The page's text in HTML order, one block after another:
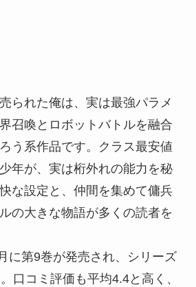
られた俺は、実は最強パラメ
召喚とロボットバトルを融合
う系作品です。クラス最安値
年が、実は桁外れの能力を秘
な設定と、仲間を集めて傭兵
の大きな物語が多くの読者を
に第9巻が発売され、シリーズ
口コミ評価も平均4.4と高く、